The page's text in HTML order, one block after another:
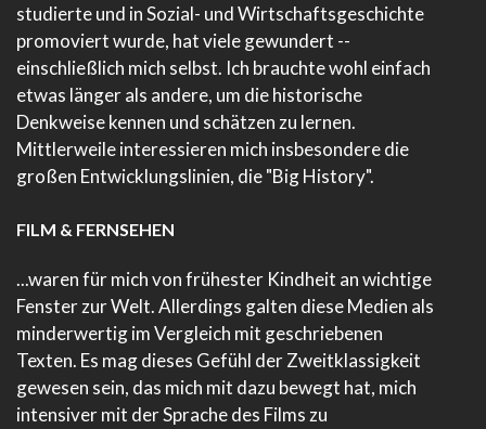
studierte und in Sozial- und Wirtschaftsgeschichte
promoviert wurde, hat viele gewundert --
einschließlich mich selbst. Ich brauchte wohl einfach
etwas länger als andere, um die historische
Denkweise kennen und schätzen zu lernen.
Mittlerweile interessieren mich insbesondere die
großen Entwicklungslinien, die "Big History".
FILM & FERNSEHEN
...waren für mich von frühester Kindheit an wichtige
Fenster zur Welt. Allerdings galten diese Medien als
minderwertig im Vergleich mit geschriebenen
Texten. Es mag dieses Gefühl der Zweitklassigkeit
gewesen sein, das mich mit dazu bewegt hat, mich
intensiver mit der Sprache des Films zu